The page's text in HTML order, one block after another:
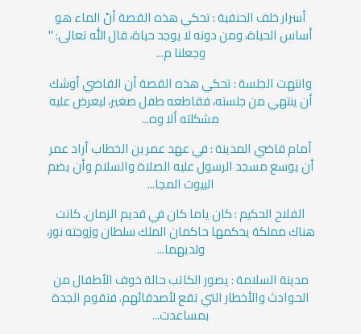
أسرار خلف الحنفية : تحكي هذه القصة أنّ الماء هو
أساس الحياة، ومن دونه لا يوجد حياة، قال الله تعالى: "
وجعلنا م...
وانتهت الجلسة : تحكي هذه القصة أن القاضي أوشك
أن ينتهي من جلسته، فقاطعه طفل صغير، ليعرض عليه
مشكلته ألا وه...
أمام قاضي المدينة : في عهد عمر بن الخطاب أراد عمر
أن يوسع مسجد الرسول عليه الصلاة والسلام وأن يضم
البيوت المجا...
الفلاح الحكيم : كان ياما كان في قديم الزمان. كانت
هناك مملكة يحكمها حاكمان الملك سلطان وزوجته نور،
ولديهما...
مدينة السلامة : يصور ‏الكاتب حالة خوف الأطفال من
الحوادث والأخطار التي تقع لأصدقائهم. ‏فتقوم الجدة
بمساعدت...